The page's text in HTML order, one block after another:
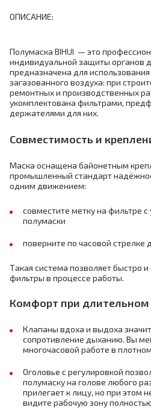
ОПИСАНИЕ:
Полумаска BIHUI — это
индивидуальной защиты органов
предназначена для
загазованного воздуха: при
ремонтных и производственных
укомплектована фильтрами,
держателями для них.
Совместимость и
Маска оснащена байонетным
промышленный стандарт
одним движением:
совместите метку на фильтре с
полумаски
поверните по часовой стрелке
Такая система позволяет быстро
фильтры в процессе работы.
Комфорт при длительном
Клапаны вдоха и выдоха
сопротивление дыханию. Вы
многочасовой работе в
Оголовье с регулировкой
полумаску на голове любого
прилегает к лицу, но при этом
видите рабочую зону